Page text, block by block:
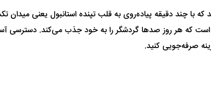
با چند دقیقه پیاده‌روی به قلب تپنده استانبول یعنی میدان
است که هر روز صدها گردشگر را به خود جذب می‌کند. دسترسی
صرفه‌جویی کنید.